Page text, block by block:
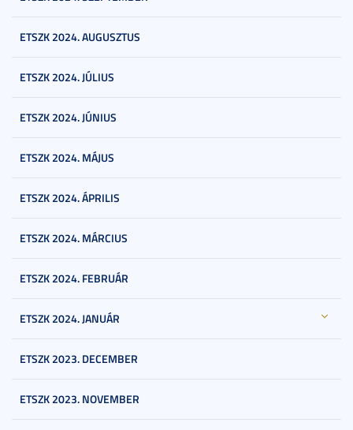
ETSZK 2024. AUGUSZTUS
ETSZK 2024. JÚLIUS
ETSZK 2024. JÚNIUS
ETSZK 2024. MÁJUS
ETSZK 2024. ÁPRILIS
ETSZK 2024. MÁRCIUS
ETSZK 2024. FEBRUÁR
ETSZK 2024. JANUÁR
ETSZK 2023. DECEMBER
ETSZK 2023. NOVEMBER